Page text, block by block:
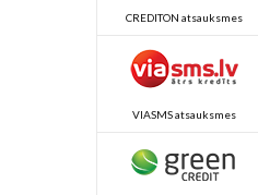
CREDITON atsauksmes
VIASMS atsauksmes